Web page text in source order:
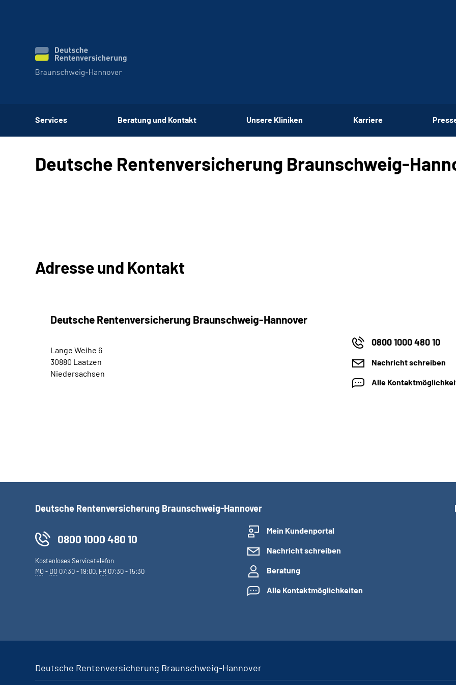
Services Beratung und Kontakt Unsere Kliniken Karriere
Deutsche Rentenversicherung Braunschweig-
Adresse und Kontakt
Deutsche Rentenversicherung Braunschweig-Hannover
Lange Weihe 6
30880 Laatzen
Niedersachsen
0800 1000 480 10
Nachricht schreiben
Alle
Deutsche Rentenversicherung Braunschweig-Hannover
0800 1000 480 10
Kostenloses Servicetelefon
MO- DO 07:30 - 19:00, FR 07:30 - 15:30
Mein Kundenportal
Nachricht schreiben
Beratung
Alle Kontaktmöglichkeiten
Deutsche Rentenversicherung Braunschweig-Hannover